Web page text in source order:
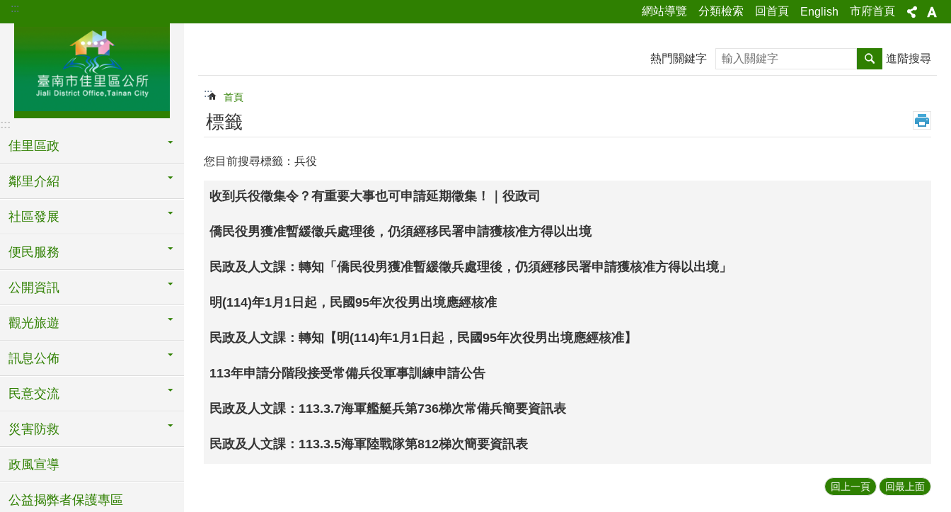
跳到主要內容區塊
::: 網站導覽 分類檢索 回首頁 English 市府首頁
:::
佳里區政
鄰里介紹
社區發展
便民服務
公開資訊
觀光旅遊
訊息公佈
民意交流
災害防救
政風宣導
公益揭弊者保護專區
熱門關鍵字 搜尋 進階搜尋
::: 首頁
標籤
您目前搜尋標籤：兵役
收到兵役徵集令？有重要大事也可申請延期徵集！｜役政司
僑民役男獲准暫緩徵兵處理後，仍須經移民署申請獲核准方得以出境
民政及人文課：轉知「僑民役男獲准暫緩徵兵處理後，仍須經移民署申請獲核准方得以出境」
明(114)年1月1日起，民國95年次役男出境應經核准
民政及人文課：轉知【明(114)年1月1日起，民國95年次役男出境應經核准】
113年申請分階段接受常備兵役軍事訓練申請公告
民政及人文課：113.3.7海軍艦艇兵第736梯次常備兵簡要資訊表
民政及人文課：113.3.5海軍陸戰隊第812梯次簡要資訊表
回上一頁 回最上面